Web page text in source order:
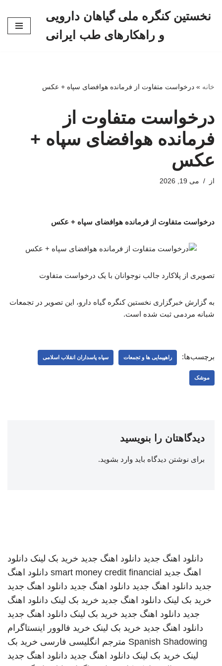
نخستین کنگره ملی گیاهان دارویی
و راهکارهای طب ایرانی
خانه » درخواست متفاوت از فرمانده هوافضای سپاه + عکس
درخواست متفاوت از
فرمانده هوافضای سپاه +
عکس
از می 19, 2026
درخواست متفاوت از فرمانده هوافضای سپاه + عکس
تصویری از پلاکارد جالب نوجوانان با یک درخواست متفاوت
به گزارش خبرگزاری نخستین کنگره گیاه دارو، این تصویر در تجمعات
شبانه مردمی ثبت شده است.
برچسب‌ها: راهپیمایی ها و تجمعات سپاه پاسداران انقلاب اسلامی
موشک
دیدگاهتان را بنویسید
برای نوشتن دیدگاه باید وارد بشوید.
دانلود اهنگ جدید دانلود اهنگ جدید خرید بک لینک دانلود
اهنگ جدید smart money credit financial دانلود اهنگ
جدید دانلود اهنگ جدید دانلود اهنگ جدید دانلود اهنگ جدید
خرید بک لینک دانلود اهنگ جدید خرید بک لینک دانلود اهنگ
جدید دانلود اهنگ جدید خرید بک لینک دانلود اهنگ جدید
دانلود اهنگ جدید خرید بک لینک خرید فالوور اینستاگرام
Spanish Shadowing مترجم انگلیسی فارسی خرید بک
لینک خرید بک لینک دانلود اهنگ جدید دانلود اهنگ جدید